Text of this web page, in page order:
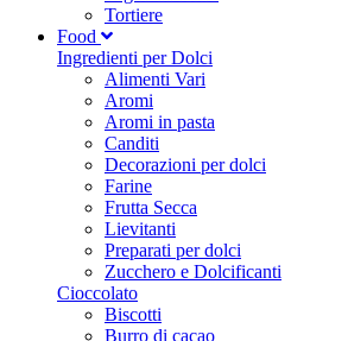
Tortiere
Food
Ingredienti per Dolci
Alimenti Vari
Aromi
Aromi in pasta
Canditi
Decorazioni per dolci
Farine
Frutta Secca
Lievitanti
Preparati per dolci
Zucchero e Dolcificanti
Cioccolato
Biscotti
Burro di cacao